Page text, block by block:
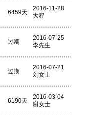
6459天
2016-11-28
大程
过期
2016-07-25
李先生
过期
2016-07-21
刘女士
6190天
2016-03-04
谢女士